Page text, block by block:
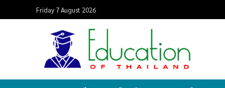
Friday 7 August 2026